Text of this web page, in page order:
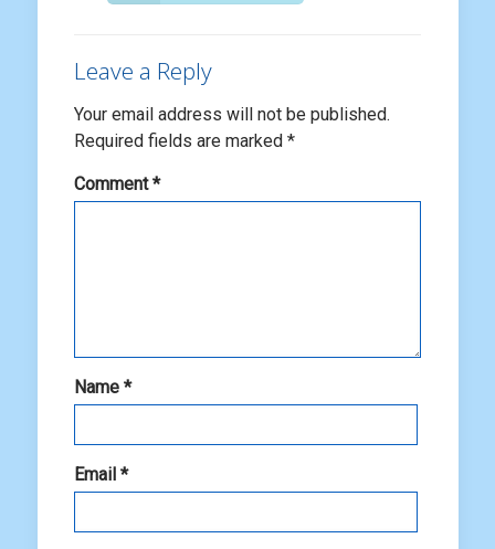
Leave a Reply
Your email address will not be published.
Required fields are marked *
Comment*
Name *
Email *